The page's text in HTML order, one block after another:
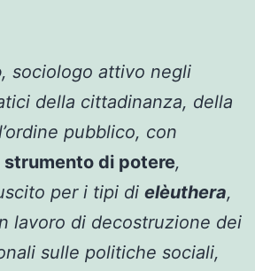
, sociologo attivo negli
della cittadinanza, della
pubblico, con
strumento di potere,
per i tipi di elèuthera,
lavoro di decostruzione dei
sulle politiche sociali,